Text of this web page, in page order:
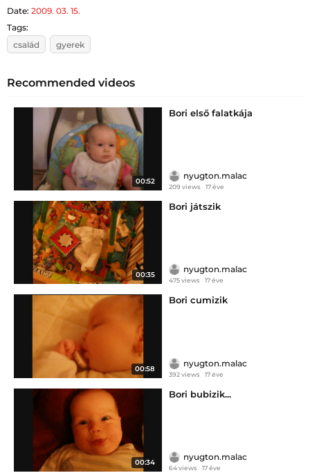
Date: 2009. 03. 15.
Tags:
család
gyerek
Recommended videos
00:52
Bori első falatkája
nyugton.malac
209 views 17 éve
00:35
Bori játszik
nyugton.malac
475 views 17 éve
00:58
Bori cumizik
nyugton.malac
392 views 17 éve
00:34
Bori bubizik...
nyugton.malac
64 views 17 éve